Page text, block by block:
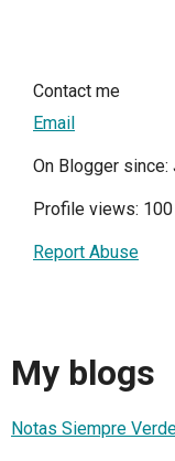
Contact me
Email
On Blogger
Profile views: 100
Report Abuse
My blogs
Notas Siempre